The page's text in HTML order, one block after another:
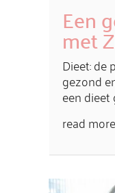
Een
met
Dieet: de
gezond
een dieet
read more